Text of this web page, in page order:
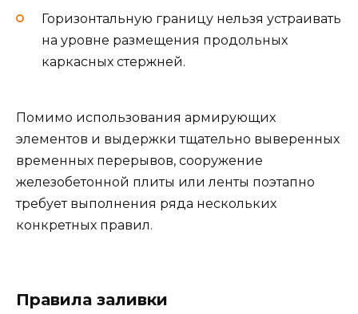
Горизонтальную границу нельзя устраивать
на уровне размещения продольных
каркасных стержней.
Помимо использования армирующих
элементов и выдержки тщательно выверенных
временных перерывов, сооружение
железобетонной плиты или ленты поэтапно
требует выполнения ряда нескольких
конкретных правил.
Правила заливки